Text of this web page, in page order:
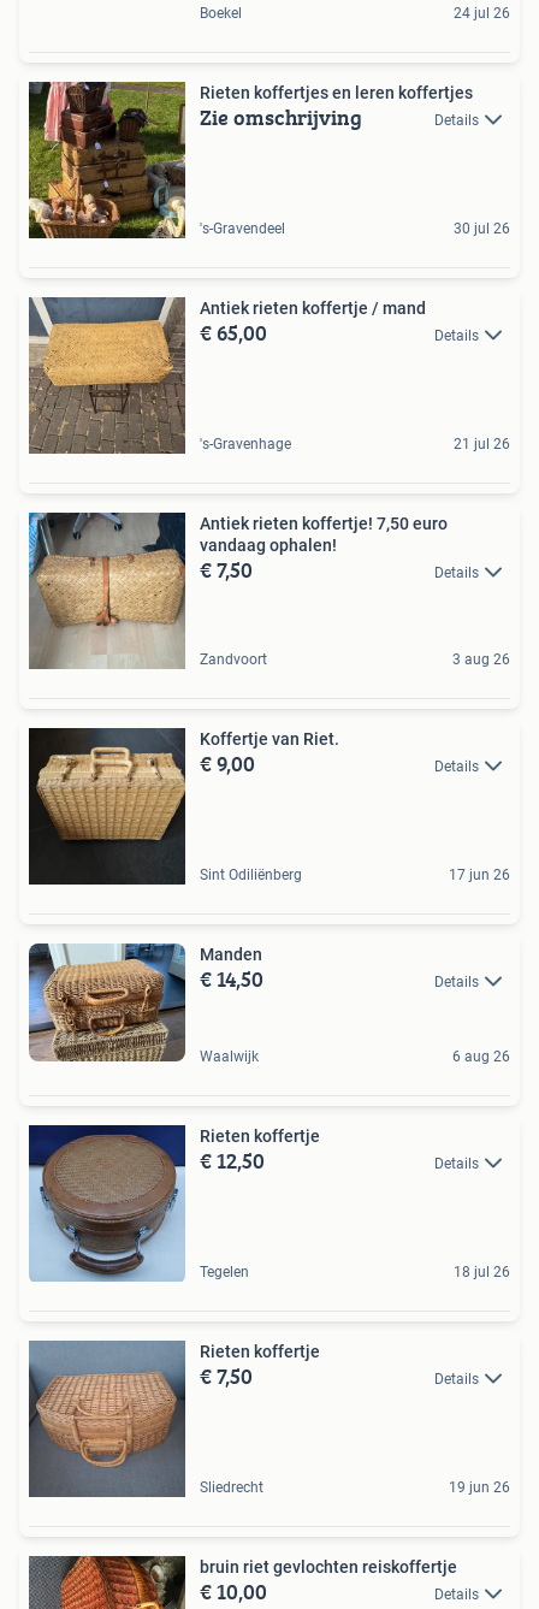
Boekel 24 jul 26
Rieten koffertjes en leren koffertjes
Zie omschrijving Details
's-Gravendeel 30 jul 26
Antiek rieten koffertje / mand
€ 65,00 Details
's-Gravenhage 21 jul 26
Antiek rieten koffertje! 7,50 euro
vandaag ophalen!
€ 7,50 Details
Zandvoort 3 aug 26
Koffertje van Riet.
€ 9,00 Details
Sint Odiliënberg 17 jun 26
Manden
€ 14,50 Details
Waalwijk 6 aug 26
Rieten koffertje
€ 12,50 Details
Tegelen 18 jul 26
Rieten koffertje
€ 7,50 Details
Sliedrecht 19 jun 26
bruin riet gevlochten reiskoffertje
€ 10,00 Details